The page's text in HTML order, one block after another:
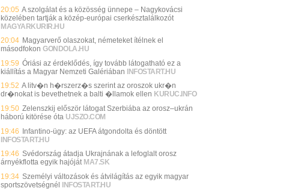
20:05 A szolgálat és a közösség ünnepe – Nagykovácsi
közelében tartják a közép-európai cserkésztalálkozót
MAGYARKURIR.HU
20:04 Magyarverő olaszokat, németeket ítélnek el
másodfokon GONDOLA.HU
19:59 Óriási az érdeklődés, így tovább látogatható ez a
kiállítás a Magyar Nemzeti Galériában INFOSTART.HU
19:52 A litv�n h�rszerz�s szerint az oroszok ukr�n
dr�nokat is bevethetnek a balti �llamok ellen KURUC.INFO
19:50 Zelenszkij először látogat Szerbiába az orosz–ukrán
háború kitörése óta UJSZO.COM
19:46 Infantino-ügy: az UEFA átgondolta és döntött
INFOSTART.HU
19:46 Svédország átadja Ukrajnának a lefoglalt orosz
árnyékflotta egyik hajóját MA7.SK
19:34 Személyi változások és átvilágítás az egyik magyar
sportszövetségnél INFOSTART.HU